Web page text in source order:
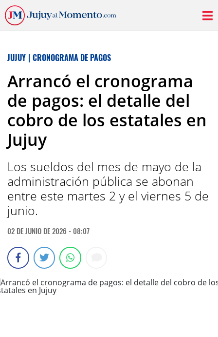
JUJUY | CRONOGRAMA DE PAGOS
Arrancó el cronograma
de pagos: el detalle del
cobro de los estatales en
Jujuy
Los sueldos del mes de mayo de la
administración pública se abonan
entre este martes 2 y el viernes 5 de
junio.
02 DE JUNIO DE 2026 - 08:07